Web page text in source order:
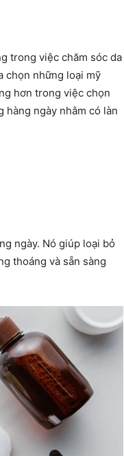
Các
thuốc
chữa
trong việc chăm sóc da
chọn những loại mỹ
hơn trong việc chọn
hàng ngày nhằm có làn
ngày. Nó giúp loại bỏ
thoáng và sẵn sàng